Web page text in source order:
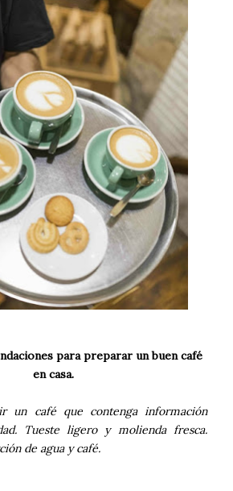
para preparar un buen café
en casa.
un café que contenga información
Tueste ligero y molienda fresca.
de agua y café.